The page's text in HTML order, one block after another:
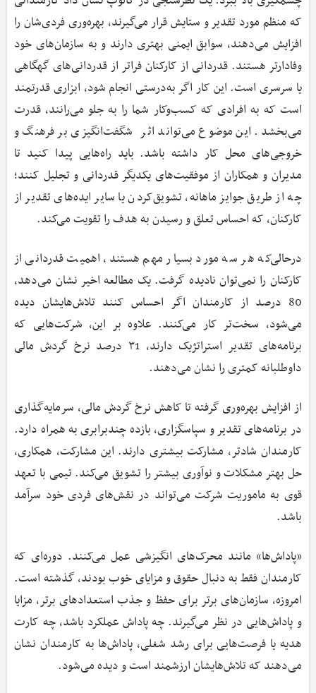
که منظم مورد تقدیر و ستایش قرار می‌گیرند، بهره‌وری فردی‌شان را
افزایش می‌دهند، سوابق ایمنی بهتری دارند و به سازمان‌های خود
وفادارتر هستند. قدردانی از کارکنان فراتر از قدردانی‌های گهگاهی
یا سرسری است. این کار اگر به‌درستی انجام شود، ابزاری قدرتمند
است که به افرادی که کسب‌وکار شما را به جلو می‌رانند، قدرت
می‌بخشد. این موضوع می‌تواند اثر شگفت‌انگیزی بر فرهنگ و
خروجی‌های محل کار داشته باشد. باید راه‌هایی پیدا کنید تا
مدیران و همکاران از موفقیت‌های یکدیگر قدردانی و تجلیل کنند؛
چه از طریق جوایز ماهانه، تشویق‌کردن یا سایر ایده‌های تقدیر از
کارکنان، که احساس تعلق و رسیدن به هدف را تقویت می‌کند.
درحالی‌که هر سه مورد بسیار مهم هستند، اهمیت قدردانی از
کارکنان را نمی‌توان نادیده گرفت. یک مطالعه اخیر نشان می‌دهد،
80 درصد از کارمندان اگر احساس کنند تلاش‌هایشان دیده
می‌شود، سخت‌تر کار می‌کنند. علاوه بر این، شرکت‌هایی که
برنامه‌های تقدیر استراتژیک دارند، ۳1 درصد نرخ گردش مالی
داوطلبانه کمتری را نشان می‌دهند.
از افزایش بهره‌وری گرفته تا کاهش نرخ گردش مالی، سرمایه‌گذاری
در برنامه‌های تقدیر و سپاسگزاری، بازده چندبرابری به همراه دارد.
کارمندان شادتر، مشارکت بیشتری دارند. این مشارکت، همکاری،
حل بهتر مشکلات و نوآوری بیشتر را تشویق می‌کند. تیمی با تعهد
قوی به ماموریت شرکت می‌تواند در نقش‌های فردی خود سرآمد
باشد.
«پاداش‌ها» مانند محرک‌های انگیزشی عمل می‌کنند. دوره‌ای که
کارمندان فقط به دنبال حقوق و مزایای خوب بودند، گذشته است.
امروزه، سازمان‌های برتر برای حفظ و جذب استعدادهای برتر، مزایا
و پاداش‌هایی در نظر می‌گیرند. چه پاداش عملکرد باشد، چه کارت
هدیه یا فرصت‌هایی برای رشد شغلی، پاداش‌ها به کارمندان نشان
می‌دهند که تلاش‌هایشان ارزشمند است و دیده می‌شود.